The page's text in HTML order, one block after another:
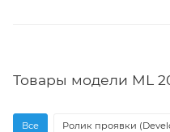
Товары модели ML
Все Ролик проявки